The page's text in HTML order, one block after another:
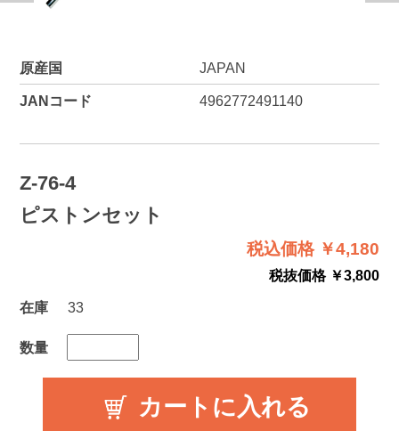
原産国 JAPAN
JANコード 4962772491140
Z-76-4
ピストンセット
税込価格 ￥4,180
税抜価格 ￥3,800
在庫
33
数量